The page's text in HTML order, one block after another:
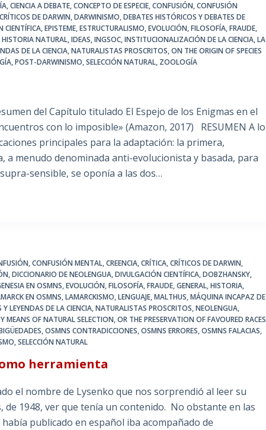
,CIENCIA A DEBATE,CONCEPTO DE ESPECIE,CONFUSIÓN,CONFUSIÓN
CRÍTICOS DE DARWIN,DARWINISMO,DEBATES HISTÓRICOS Y DEBATES DE
CIENTÍFICA,EPISTEME,ESTRUCTURALISMO,EVOLUCIÓN,FILOSOFÍA,FRAUDE,
HISTORIA NATURAL,IDEAS,INGSOC,INSTITUCIONALIZACIÓN DE LA CIENCIA,LA
DE LA CIENCIA,NATURALISTAS PROSCRITOS,ON THE ORIGIN OF SPECIES
,POST-DARWINISMO,SELECCIÓN NATURAL, ZOOLOGÍA
del Capítulo titulado El Espejo de los Enigmas en el
con lo imposible» (Amazon, 2017) RESUMEN A lo
principales para la adaptación: la primera,
a menudo denominada anti-evolucionista y basada, para
sensible, se oponía a las dos…
,CONFUSIÓN MENTAL,CREENCIA,CRÍTICA,CRÍTICOS DE DARWIN,
,DICCIONARIO DE NEOLENGUA,DIVULGACIÓN CIENTÍFICA,DOBZHANSKY,
EN OSMNS,EVOLUCIÓN,FILOSOFÍA,FRAUDE,GENERAL,HISTORIA,
EN OSMNS,LAMARCKISMO,LENGUAJE,MALTHUS,MÁQUINA INCAPAZ DE
LEYENDAS DE LA CIENCIA,NATURALISTAS PROSCRITOS,NEOLENGUA,
MEANS OF NATURAL SELECTION,OR THE PRESERVATION OF FAVOURED RACES
,OSMNS CONTRADICCIONES,OSMNS ERRORES,OSMNS FALACIAS,
,SELECCIÓN NATURAL
herramienta
de Lysenko que nos sorprendió al leer su
de 1948, ver que tenía un contenido. No obstante en las
publicado en español iba acompañado de